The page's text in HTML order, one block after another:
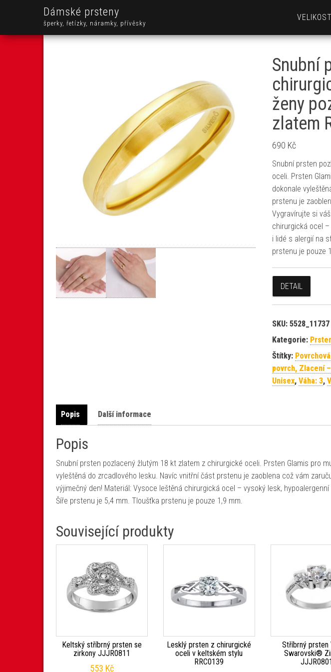
Dámské prsteny
šperky, řetízky, náramky, přívěsky
Snubní
ženy
zlatem
690 Kč
Snubní prsten
oceli. Prsten
dokonale
prstenu je
Vygravírujte si
chirurgická ocel
i lidé s alergií na
prstenu je pouze
DETAIL
SKU: 5528_11737
Kategorie:
Štítky:
povrch, Zlacení
Unisex, Váha: 3,
Popis Další informace
Popis
Snubní prsten pozlacený žlutým 18 kt zlatem z chirurgické oceli. Prsten Glamis pro
vyleštěná do zrcadlového lesku. Navíc vnitřní část prstenu je zaoblena což vám
výjimečný den! Materiál: Vysoce leštěná chirurgická ocel – vysoký lesk,
Šíře prstenu je 5,4 mm. Tloušťka prstenu je pouze 1,9 mm.
Související produkty
Keltský stříbrný prsten se
zirkony JJJR0811
553 Kč
Lesklý prsten z chirurgické
oceli v keltském stylu
RRC0139
Stříbrný prsten
Swarovski®